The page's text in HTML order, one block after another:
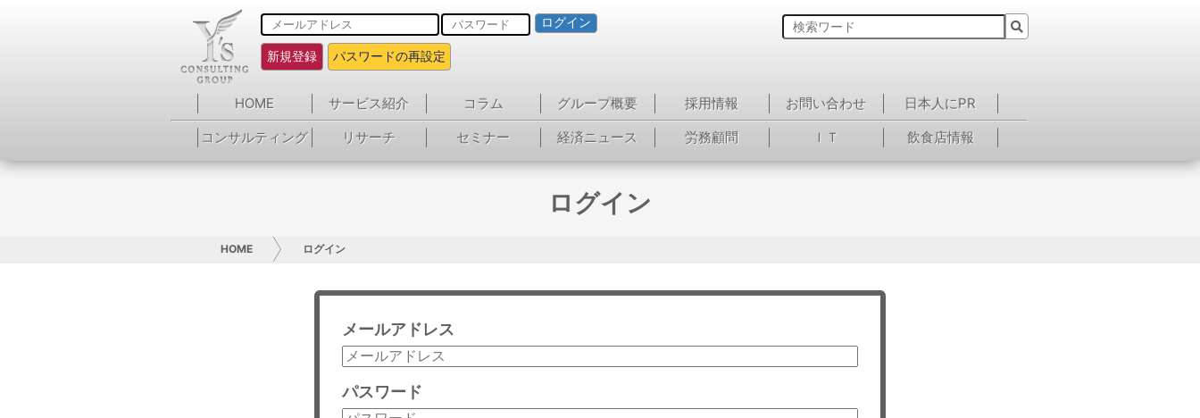
ログイン
新規登録 パスワードの再設定
HOME サービス紹介 コラム グループ概要 採用情報 お問い合わせ
日本人にPR
コンサルティング
リサーチ セミナー 経済ニュース 労務顧問 ＩＴ 飲食店情報
ログイン
HOME ログイン
メールアドレス
パスワード